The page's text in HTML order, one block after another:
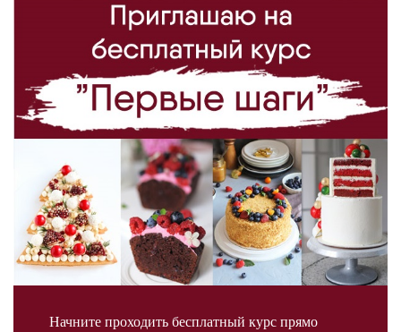
Начните проходить бесплатный курс прямо